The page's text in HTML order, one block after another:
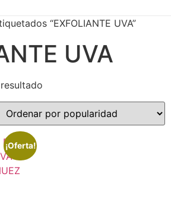
“EXFOLIANTE UVA”
UVA
¡Oferta!